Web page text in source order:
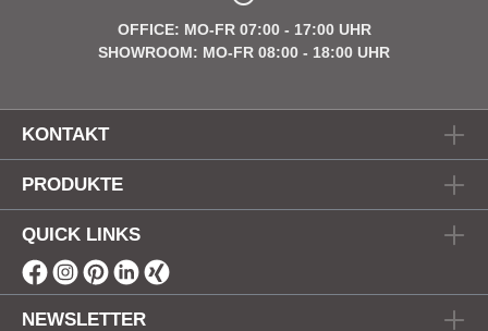
OFFICE: MO-FR 07:00 - 17:00 UHR
SHOWROOM: MO-FR 08:00 - 18:00 UHR
KONTAKT
PRODUKTE
QUICK LINKS
NEWSLETTER